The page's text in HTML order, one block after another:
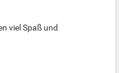
viel Spaß und